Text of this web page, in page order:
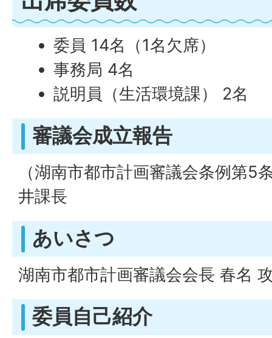
委員 14名（1名欠席）
事務局 4名
説明員（生活環境課） 2名
審議会成立報告
（湖南市都市計画審議会条例第5
井課長
あいさつ
湖南市都市計画審議会会長 春名
委員自己紹介